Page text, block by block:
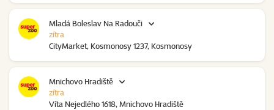
Mladá Boleslav Na Radouči
CityMarket, Kosmonosy 1237, Kosmonosy
zítra
Mnichovo Hradiště
Víta Nejedlého 1618, Mnichovo Hradiště
zítra